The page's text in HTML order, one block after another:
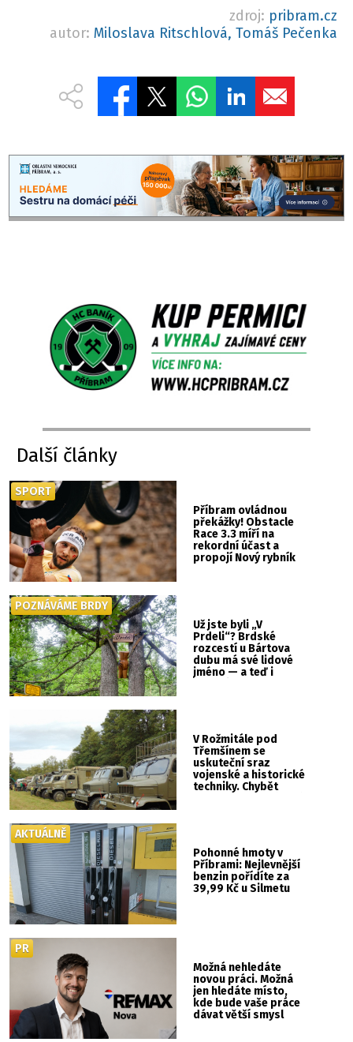
zdroj: pribram.cz
autor: Miloslava Ritschlová, Tomáš Pečenka
Další články
Příbram ovládnou
překážky! Obstacle
Race 3.3 míří na
rekordní účast a
propojí Nový rybník
SPORT
Už jste byli „V
Prdeli“? Brdské
rozcestí u Bártova
dubu má své lidové
jméno — a teď i
POZNÁVÁME BRDY
V Rožmitále pod
Třemšínem se
uskuteční sraz
vojenské a historické
techniky. Chybět
Pohonné hmoty v
Příbrami: Nejlevnější
benzin pořídíte za
39,99 Kč u Silmetu
AKTUÁLNĚ
Možná nehledáte
novou práci. Možná
jen hledáte místo,
kde bude vaše práce
dávat větší smysl
PR